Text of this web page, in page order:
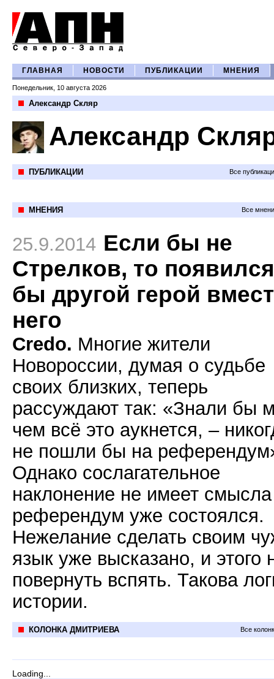
ГЛАВНАЯ НОВОСТИ ПУБЛИКАЦИИ МНЕНИЯ
Понедельник, 10 августа 2026
Александр Скляр
Александр
ПУБЛИКАЦИИ Все
МНЕНИЯ Все
25.9.2014 Если бы не
Стрелков, то появился
бы другой герой
него
Credo. Многие жители
Новороссии, думая о судьбе
своих близких, теперь
рассуждают так: «Знали бы
чем всё это аукнется, –
не пошли бы на
Однако сослагательное
наклонение не имеет
референдум уже состоялся.
Нежелание сделать своим
язык уже высказано, и этого
повернуть вспять. Такова
истории.
КОЛОНКА ДМИТРИЕВА Все
Loading...